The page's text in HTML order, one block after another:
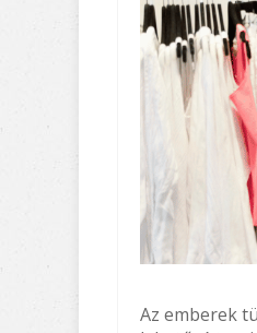
Az emberek